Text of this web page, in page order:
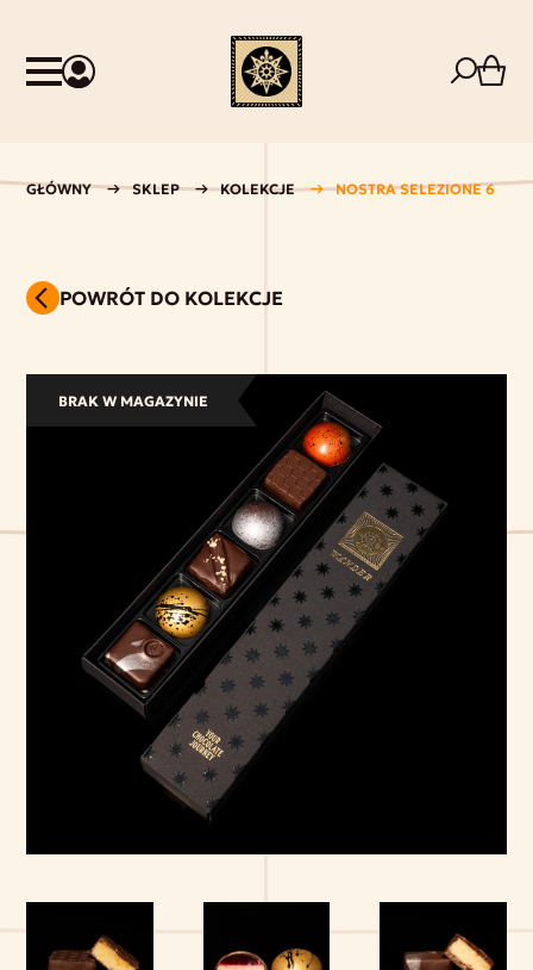
GŁÓWNY SKLEP KOLEKCJE NOSTRA SELEZIONE 6
POWRÓT DO KOLEKCJE
BRAK W MAGAZYNIE